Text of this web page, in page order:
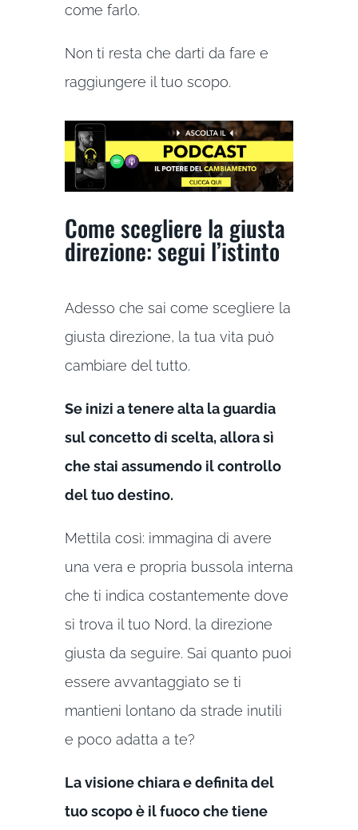
come farlo.
Non ti resta che darti da fare e
raggiungere il tuo scopo.
Come scegliere la giusta
direzione: segui l’istinto
Adesso che sai come scegliere la
giusta direzione, la tua vita può
cambiare del tutto.
Se inizi a tenere alta la guardia
sul concetto di scelta, allora sì
che stai assumendo il controllo
del tuo destino.
Mettila così: immagina di avere
una vera e propria bussola interna
che ti indica costantemente dove
si trova il tuo Nord, la direzione
giusta da seguire. Sai quanto puoi
essere avvantaggiato se ti
mantieni lontano da strade inutili
e poco adatta a te?
La visione chiara e definita del
tuo scopo è il fuoco che tiene